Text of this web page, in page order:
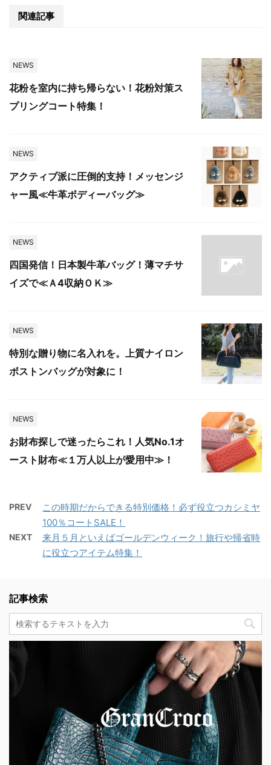
関連記事
NEWS
花粉を室内に持ち帰らない！花粉対策ス
プリングコート特集！
NEWS
アクティブ派に圧倒的支持！メッセンジ
ャー風≪牛革ボディーバッグ≫
NEWS
四国発信！日本製牛革バッグ！薄マチサ
イズで≪Ａ4収納ＯＫ≫
NEWS
特別な贈り物に名入れを。上質ナイロン
ボストンバッグが対象に！
NEWS
お財布探しで迷ったらこれ！人気No.1オ
ースト財布≪１万人以上が愛用中≫！
PREV
この時期だからできる特別価格！必ず役立つカシミヤ
100％コートSALE！
NEXT
来月５月といえばゴールデンウィーク！旅行や帰省時
に役立つアイテム特集！
記事検索